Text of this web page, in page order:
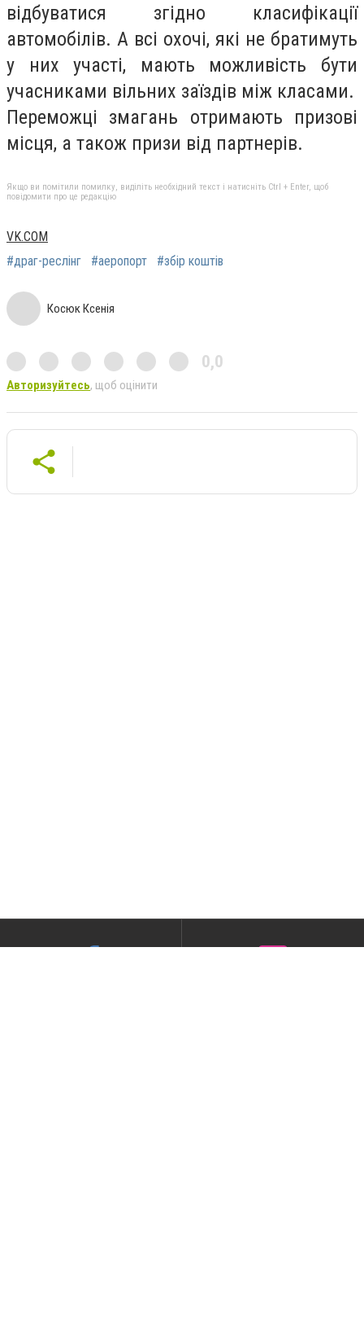
відбуватися згідно класифікації
автомобілів. А всі охочі, які не братимуть
у них участі, мають можливість бути
учасниками вільних заїздів між класами.
Переможці змагань отримають призові
місця, а також призи від партнерів.
Якщо ви помітили помилку, виділіть необхідний текст і натисніть Ctrl + Enter, щоб
повідомити про це редакцію
VK.COM
#драг-реслінг
#аеропорт #збір коштів
Косюк Ксенія
0,0
Авторизуйтесь, щоб оцінити